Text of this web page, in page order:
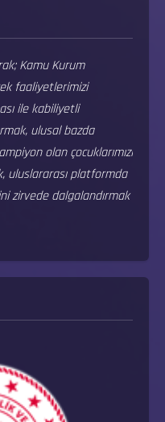
Kamu Kurum
faaliyetlerimizi
ile kabiliyetli
ulusal bazda
olan çocuklarımızı
uluslararası platformda
zirvede dalgalandırmak